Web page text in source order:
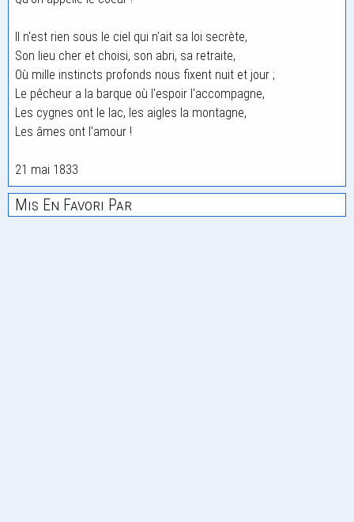
Il n'est rien sous le ciel qui n'ait sa loi secrète,
Son lieu cher et choisi, son abri, sa retraite,
Où mille instincts profonds nous fixent nuit et jour ;
Le pêcheur a la barque où l'espoir l'accompagne,
Les cygnes ont le lac, les aigles la montagne,
Les âmes ont l'amour !
21 mai 1833
Mis En Favori Par